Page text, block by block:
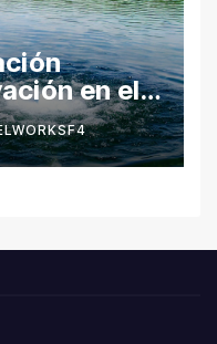
en el